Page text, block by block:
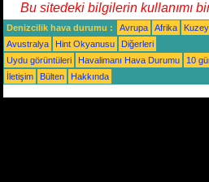
Bu sitedeki bilgilerin kullanımı
Denizcilik hava durumu : Avrupa Afrika
Avustralya
Hint Okyanusu
Diğerleri
Uydu görüntüleri
Havalimanı Hava Durumu 10
İletişim
Bülten Hakkında